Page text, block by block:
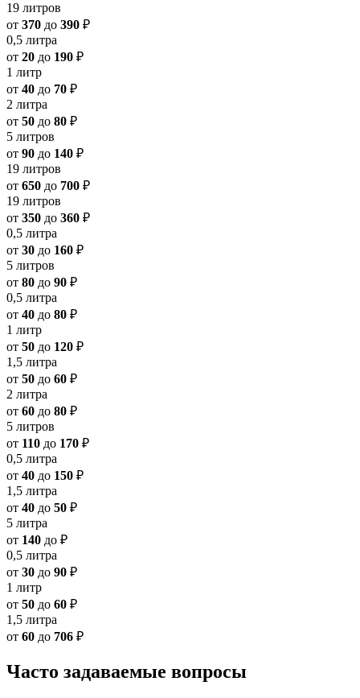
19 литров
от 370 до 390 ₽
0,5 литра
от 20 до 190 ₽
1 литр
от 40 до 70 ₽
2 литра
от 50 до 80 ₽
5 литров
от 90 до 140 ₽
19 литров
от 650 до 700 ₽
19 литров
от 350 до 360 ₽
0,5 литра
от 30 до 160 ₽
5 литров
от 80 до 90 ₽
0,5 литра
от 40 до 80 ₽
1 литр
от 50 до 120 ₽
1,5 литра
от 50 до 60 ₽
2 литра
от 60 до 80 ₽
5 литров
от 110 до 170 ₽
0,5 литра
от 40 до 150 ₽
1,5 литра
от 40 до 50 ₽
5 литра
от 140 до ₽
0,5 литра
от 30 до 90 ₽
1 литр
от 50 до 60 ₽
1,5 литра
от 60 до 706 ₽
Часто задаваемые вопросы